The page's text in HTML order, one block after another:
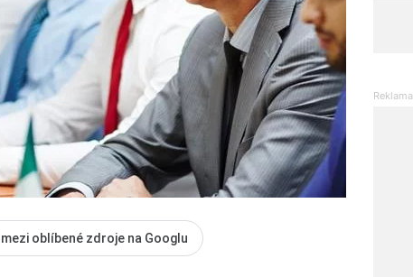
oblíbené zdroje na Googlu